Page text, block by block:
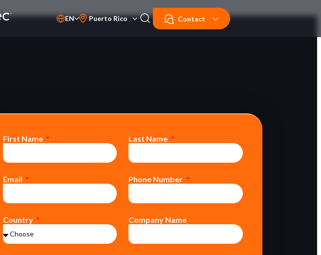
EN Puerto Rico Contact
First Name Last Name
Email Phone Number
Country Company Name